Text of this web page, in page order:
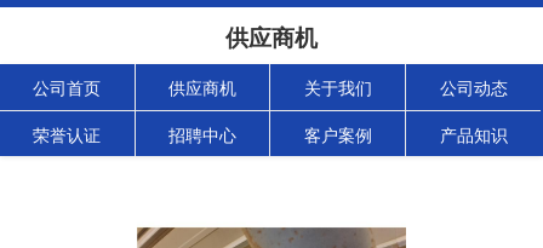
供应商机
公司首页 供应商机 关于我们 公司动态
荣誉认证 招聘中心 客户案例 产品知识